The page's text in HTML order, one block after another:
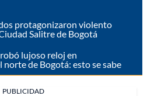
protagonizaron violento
Salitre de Bogotá
lujoso reloj en
de Bogotá: esto se sabe
PUBLICIDAD